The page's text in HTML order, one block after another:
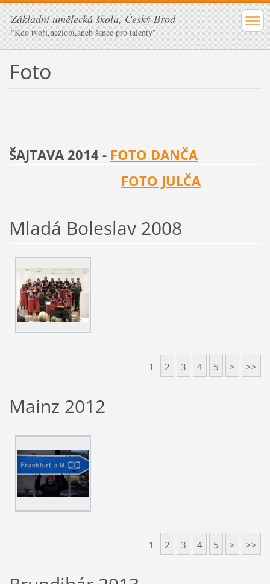
Základní umělecká škola, Český Brod
"Kdo tvoří,nezlobí,aneb šance pro talenty"
Foto
ŠAJTAVA 2014 - FOTO DANČA
FOTO JULČA
Mladá Boleslav 2008
1 2 3 4 5 > >>
Mainz 2012
1 2 3 4 5 > >>